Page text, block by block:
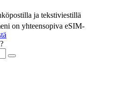
ja tekstiviestillä
on yhteensopiva eSIM-